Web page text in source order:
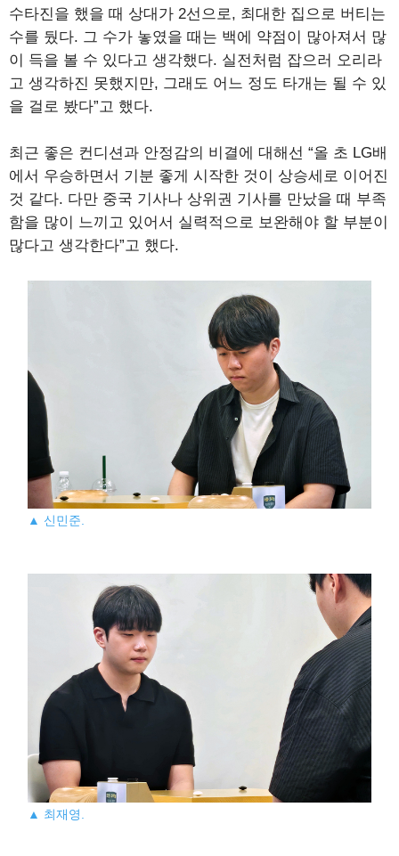
수타진을 했을 때 상대가 2선으로, 최대한 집으로 버티는
수를 뒀다. 그 수가 놓였을 때는 백에 약점이 많아져서 많
이 득을 볼 수 있다고 생각했다. 실전처럼 잡으러 오리라
고 생각하진 못했지만, 그래도 어느 정도 타개는 될 수 있
을 걸로 봤다”고 했다.
최근 좋은 컨디션과 안정감의 비결에 대해선 “올 초 LG배
에서 우승하면서 기분 좋게 시작한 것이 상승세로 이어진
것 같다. 다만 중국 기사나 상위권 기사를 만났을 때 부족
함을 많이 느끼고 있어서 실력적으로 보완해야 할 부분이
많다고 생각한다”고 했다.
▲ 신민준.
▲ 최재영.